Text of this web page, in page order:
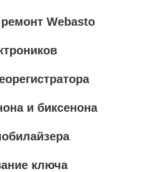
Webasto
и биксенона
ключа